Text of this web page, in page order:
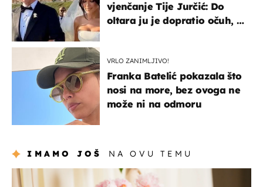
vjenčanje Tije Jurčić: Do
oltara ju je dopratio očuh, a
VRLO ZANIMLJIVO!
Franka Batelić pokazala što
nosi na more, bez ovoga ne
može ni na odmoru
IMAMO JOŠ NA OVU TEMU
moda & ljepota